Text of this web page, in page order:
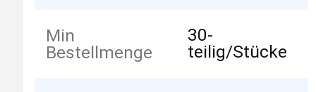
Min
Bestellmenge
30-
teilig/Stücke